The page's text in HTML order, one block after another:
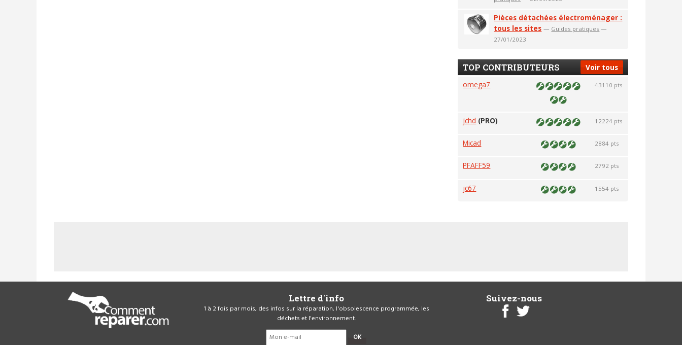
Pièces détachées électroménager :
tous les sites — Guides pratiques —
27/01/2023
Voir tous
TOP CONTRIBUTEURS
omega7 43110 pts
jchd (PRO) 12224 pts
Micad 2884 pts
PFAFF59 2792 pts
jc67 1554 pts
Lettre d'info
1 à 2 fois par mois, des infos sur la réparation, l'obsolescence programmée, les
déchets et l'environnement.
OK
Suivez-nous